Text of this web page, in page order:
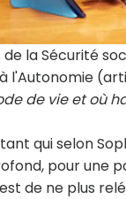
la Sécurité
l'Autonomie
de vie et où
qui selon
pour une
de ne plus